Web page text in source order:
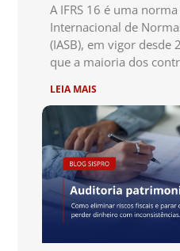
A IFRS 16 é uma
Internacional de
(IASB), em vigor desde
que a maioria dos
LEIA MAIS